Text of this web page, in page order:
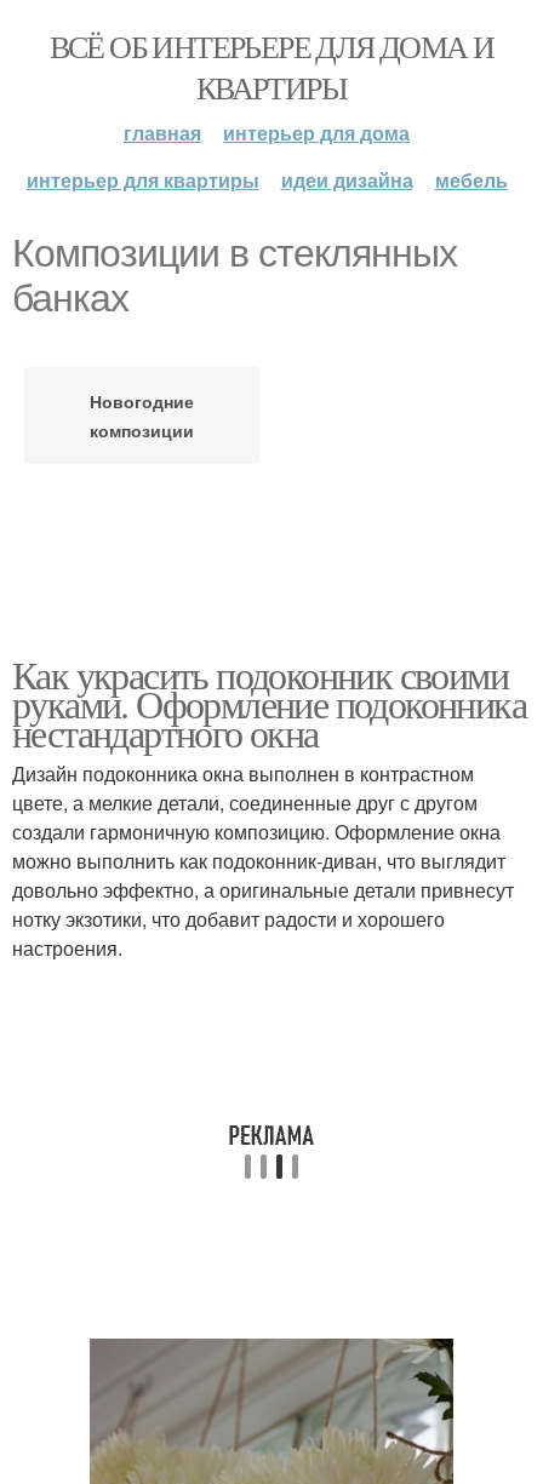
ВСЁ ОБ ИНТЕРЬЕРЕ ДЛЯ ДОМА И
КВАРТИРЫ
главная
интерьер для дома
интерьер для квартиры
идеи дизайна мебель
Композиции в стеклянных
банках
Новогодние
композиции
Как украсить подоконник своими
руками. Оформление подоконника
нестандартного окна
Дизайн подоконника окна выполнен в контрастном
цвете, а мелкие детали, соединенные друг с другом
создали гармоничную композицию. Оформление окна
можно выполнить как подоконник-диван, что выглядит
довольно эффектно, а оригинальные детали привнесут
нотку экзотики, что добавит радости и хорошего
настроения.